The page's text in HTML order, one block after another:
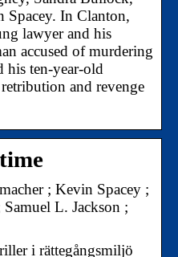
Spacey. In Clanton,
lawyer and his
accused of murdering
his ten-year-old
and revenge
; Kevin Spacey ;
L. Jackson ;
i rättegångsmiljö